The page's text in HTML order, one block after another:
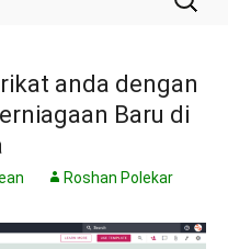
anda dengan
Baru di
Roshan Polekar